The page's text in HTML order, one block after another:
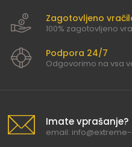
Zagotovljeno
100% zagotovljeno
Podpora 24/7
Odgovorimo na vsa
Imate vprašanje?
email: